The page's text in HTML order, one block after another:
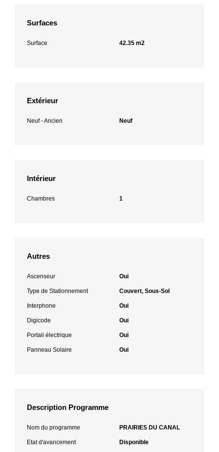
Surfaces
Surface 42.35 m2
Extérieur
Neuf - Ancien Neuf
Intérieur
Chambres 1
Autres
Ascenseur Oui
Type de Stationnement Couvert, Sous-Sol
Interphone Oui
Digicode Oui
Portail électrique Oui
Panneau Solaire Oui
Description Programme
Nom du programme PRAIRIES DU CANAL
Etat d'avancement Disponible